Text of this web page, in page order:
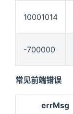
10001014
-700000
常见前端错误
errMsg